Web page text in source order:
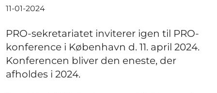
11-01-2024
PRO-sekretariatet inviterer igen til PRO-
konference i København d. 11. april 2024.
Konferencen bliver den eneste, der
afholdes i 2024.